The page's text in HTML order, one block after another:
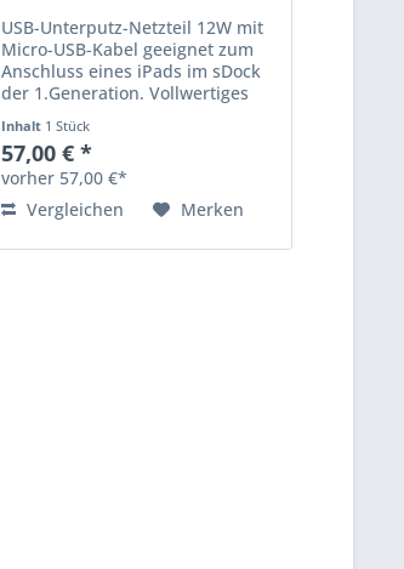
USB-Unterputz-Netzteil 12W mit
Micro-USB-Kabel geeignet zum
Anschluss eines iPads im sDock
der 1.Generation. Vollwertiges
UP-Dosen.
Inhalt 1 Stück
57,00 € *
vorher 57,00 €*
Vergleichen
Merken